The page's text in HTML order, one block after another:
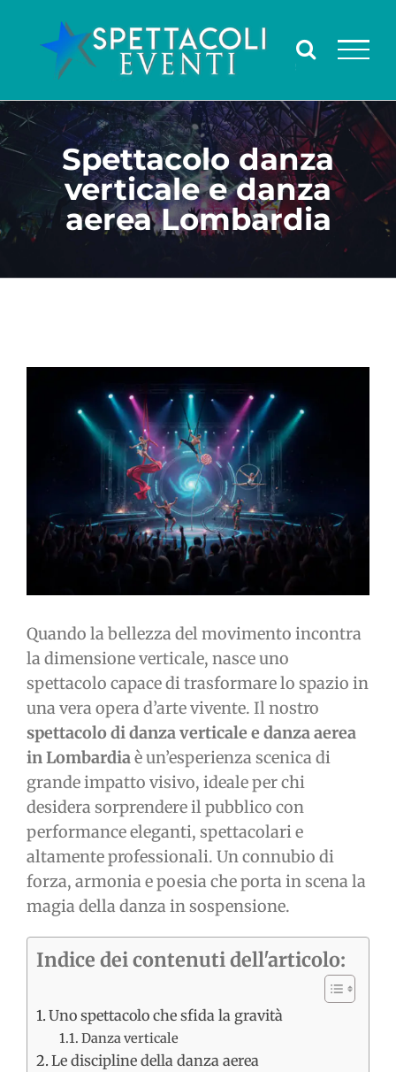
contenuto
Spettacolo danza
verticale e danza
aerea Lombardia
immagine
Quando la bellezza del movimento incontra
la dimensione verticale, nasce uno
spettacolo capace di trasformare lo spazio in
una vera opera d’arte vivente. Il nostro
spettacolo di danza verticale e danza aerea
in Lombardiaè un’esperienza scenica di
grande impatto visivo, ideale per chi
desidera sorprendere il pubblico con
performance eleganti, spettacolari e
altamente professionali. Un connubio di
forza, armonia e poesia che porta in scena la
magia della danza in sospensione.
Indice dei contenuti dell'articolo:
Uno spettacolo che sfida la gravità
Danza verticale
Le discipline della danza aerea